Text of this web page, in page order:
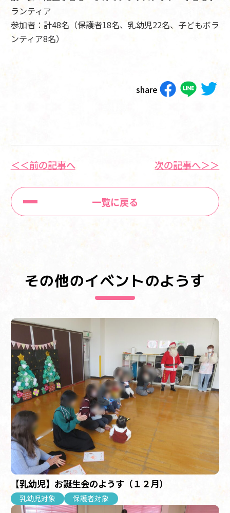
ランティア
参加者：計48名（保護者18名、乳幼児22名、子どもボラ
ンティア8名）
share
＜＜前の記事へ
一覧に戻る
次の記事へ＞＞
その他のイベントのようす
【乳幼児】お誕生会のようす（１２月）
乳幼児対象 保護者対象